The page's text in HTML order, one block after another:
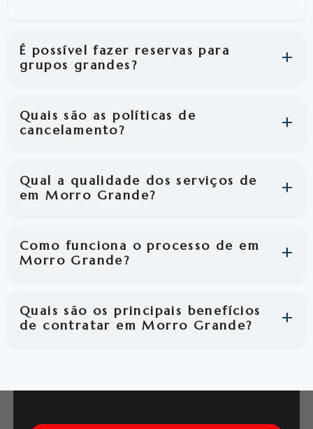
É possível fazer reservas para
grupos grandes?
Quais são as políticas de
cancelamento?
Qual a qualidade dos serviços de
em Morro Grande?
Como funciona o processo de em
Morro Grande?
Quais são os principais benefícios
de contratar em Morro Grande?